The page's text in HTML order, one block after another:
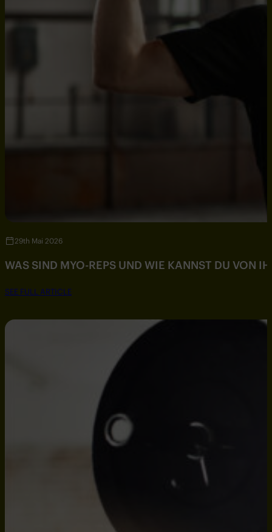
29th Mai 2026
WAS SIND MYO-REPS UND WIE KANNST DU VON
SEE FULL ARTICLE